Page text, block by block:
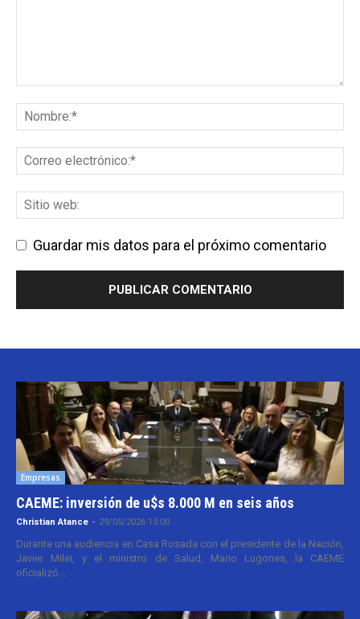
Guardar mis datos para el próximo comentario
Empresas
CAEME: inversión de u$s 8.000 M en seis años
Christian Atance - 29/05/2026 15:00
Durante una audiencia en Casa Rosada con el presidente de la Nación,
Javier Milei, y el ministro de Salud, Mario Lugones, la CAEME
oficializó...